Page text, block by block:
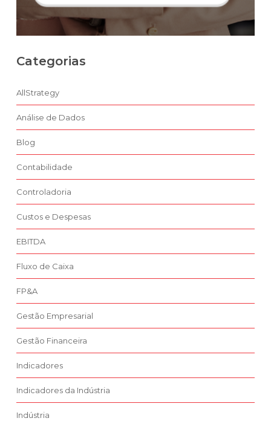
Categorias
AllStrategy
Análise de Dados
Blog
Contabilidade
Controladoria
Custos e Despesas
EBITDA
Fluxo de Caixa
FP&A
Gestão Empresarial
Gestão Financeira
Indicadores
Indicadores da Indústria
Indústria